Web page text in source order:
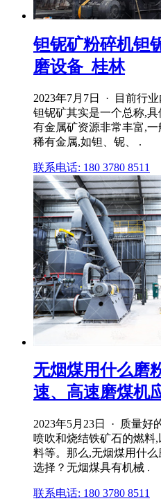
钽铌矿粉碎机钽
磨设备_桂林
2023年7月7日 · 目前行
钽铌矿其实是一个总称,
有金属矿资源非常丰富,
稀有金属,如钽、铌、 .
联系电话: 180 3780 8511
无烟煤用什么磨
速、高速磨煤机
2023年5月23日 · 质量好
喷吹和烧结铁矿石的燃料
料等。那么,无烟煤用什
选择？无烟煤具有机械 .
联系电话: 180 3780 8511